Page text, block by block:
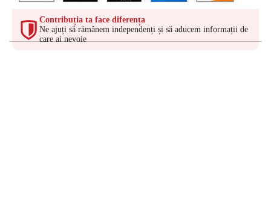
Contribuția ta face diferența
Ne ajuți să rămânem independenți și să aducem informații de
care ai nevoie